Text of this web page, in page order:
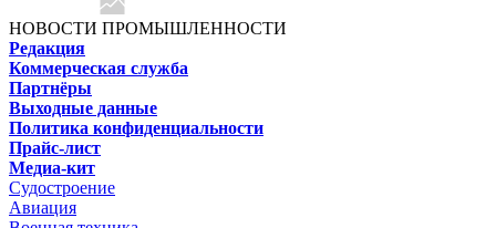
НОВОСТИ ПРОМЫШЛЕННОСТИ
Редакция
Коммерческая служба
Партнёры
Выходные данные
Политика конфиденциальности
Прайс-лист
Медиа-кит
Судостроение
Авиация